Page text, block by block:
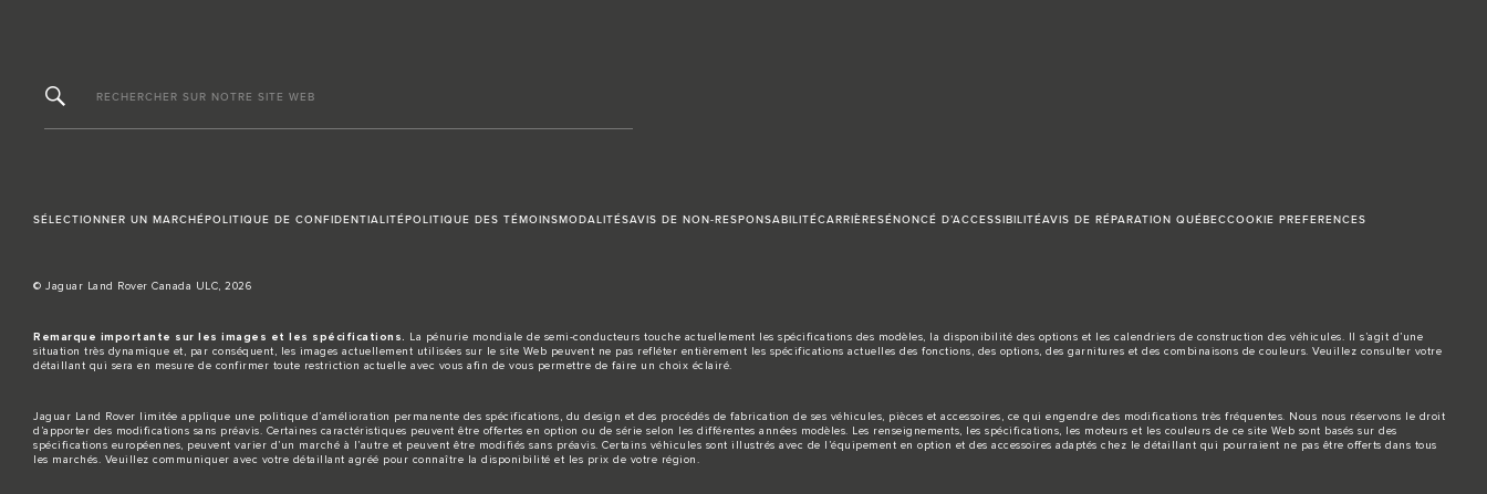
RECHERCHER SUR NOTRE SITE WEB
SÉLECTIONNER UN MARCHÉPOLITIQUE DE CONFIDENTIALITÉPOLITIQUE DES TÉMOINSMODALITÉSAVIS DE NON-RESPONSABILITÉCARRIÈRESÉNONCÉ D’ACCESSIBILITÉAVIS DE RÉPARATION QUÉBECCOOKIE PREFERENCES
© Jaguar Land Rover Canada ULC, 2026
Remarque importante sur les images et les spécifications.
La pénurie mondiale de semi-conducteurs touche actuellement les spécifications des modèles, la disponibilité des options et les calendriers de construction des véhicules. Il s’agit d’une
situation très dynamique et, par conséquent, les images actuellement utilisées sur le site Web peuvent ne pas refléter entièrement les spécifications actuelles des fonctions, des options, des garnitures et des combinaisons de couleurs. Veuillez consulter votre
détaillant qui sera en mesure de confirmer toute restriction actuelle avec vous afin de vous permettre de faire un choix éclairé.
Jaguar Land Rover limitée applique une politique d’amélioration permanente des spécifications, du design et des procédés de fabrication de ses véhicules, pièces et accessoires, ce qui engendre des modifications très fréquentes. Nous nous réservons le droit
d’apporter des modifications sans préavis. Certaines caractéristiques peuvent être offertes en option ou de série selon les différentes années modèles. Les renseignements, les spécifications, les moteurs et les couleurs de ce site Web sont basés sur des
spécifications européennes, peuvent varier d’un marché à l’autre et peuvent être modifiés sans préavis. Certains véhicules sont illustrés avec de l’équipement en option et des accessoires adaptés chez le détaillant qui pourraient ne pas être offerts dans tous
les marchés. Veuillez communiquer avec votre détaillant agréé pour connaître la disponibilité et les prix de votre région.